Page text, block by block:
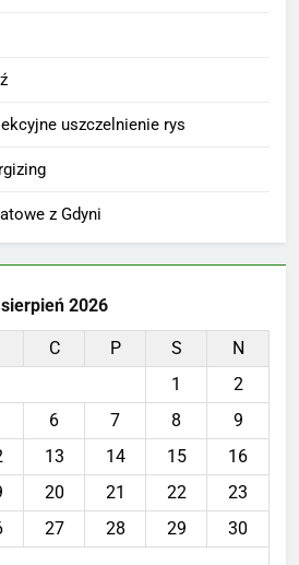
uszczelnienie rys
z Gdyni
sierpień 2026
C P S
N
1
2
6 7 8
9
13 14 15
16
20 21 22
23
27 28 29
30